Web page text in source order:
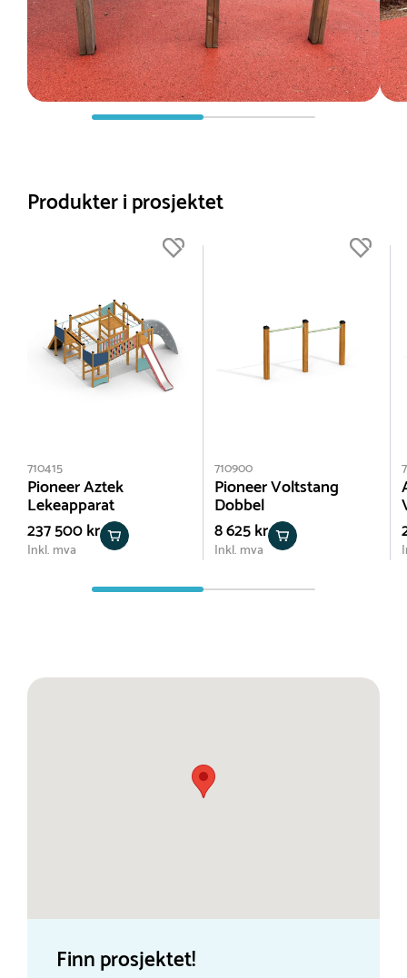
Produkter i prosjektet
710415
Pioneer Aztek
Lekeapparat
237 500 kr
Inkl. mva
710900
Pioneer Voltstang
Dobbel
8 625 kr
Inkl. mva
Finn prosjektet!